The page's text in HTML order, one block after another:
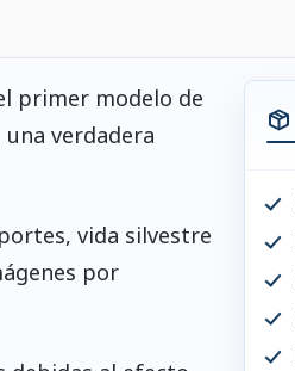
primer modelo de
verdadera
vida silvestre
por